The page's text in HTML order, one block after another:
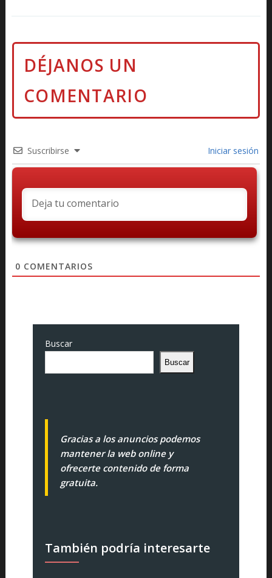
Suscribirse Iniciar sesión
0 COMENTARIOS
Buscar
Buscar
Gracias a los anuncios podemos
mantener la web online y
ofrecerte contenido de forma
gratuita.
También podría interesarte